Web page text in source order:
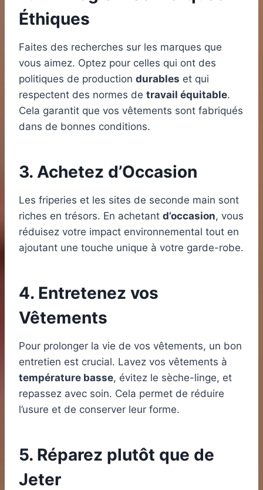
Éthiques
Faites des recherches sur les marques que
vous aimez. Optez pour celles qui ont des
politiques de production durables et qui
respectent des normes de travail équitable.
Cela garantit que vos vêtements sont fabriqués
dans de bonnes conditions.
3. Achetez d’Occasion
Les friperies et les sites de seconde main sont
riches en trésors. En achetant d’occasion, vous
réduisez votre impact environnemental tout en
ajoutant une touche unique à votre garde-robe.
4. Entretenez vos
Vêtements
Pour prolonger la vie de vos vêtements, un bon
entretien est crucial. Lavez vos vêtements à
température basse, évitez le sèche-linge, et
repassez avec soin. Cela permet de réduire
l’usure et de conserver leur forme.
5. Réparez plutôt que de
Jeter